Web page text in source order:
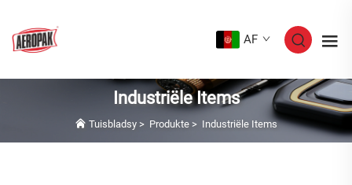
AF
Industriële Items
Tuisbladsy > Produkte > Industriële Items